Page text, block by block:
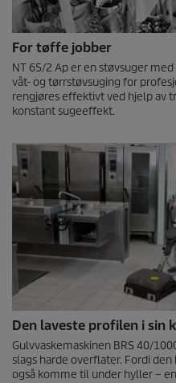
For tøffe jobber
NT 65/2 Ap er en støvsuger
våt- og tørrstøvsuging for
rengjøres effektivt ved hjelp av
konstant sugeeffekt.
Den laveste profilen i sin
Gulvvaskemaskinen BRS 40/
slags harde overflater. Fordi
også komme til under hyller –